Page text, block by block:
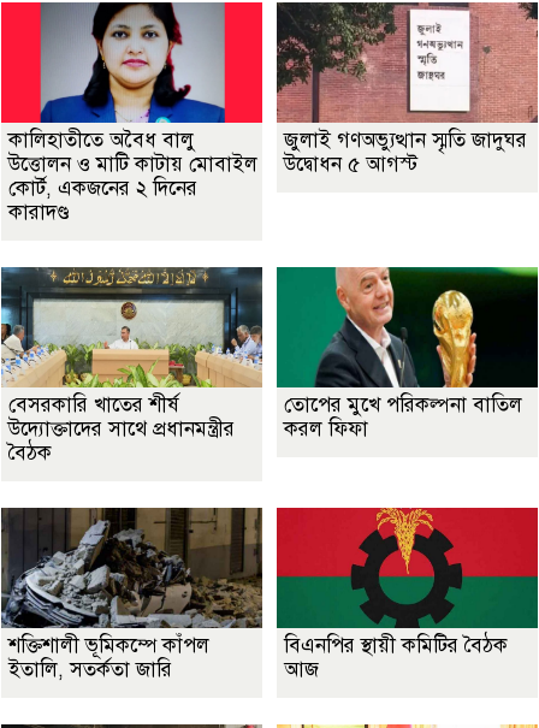
কালিহাতীতে অবৈধ বালু
উত্তোলন ও মাটি কাটায় মোবাইল
কোর্ট, একজনের ২ দিনের
কারাদণ্ড
জুলাই গণঅভ্যুত্থান স্মৃতি জাদুঘর
উদ্বোধন ৫ আগস্ট
বেসরকারি খাতের শীর্ষ
উদ্যোক্তাদের সাথে প্রধানমন্ত্রীর
বৈঠক
তোপের মুখে পরিকল্পনা বাতিল
করল ফিফা
শক্তিশালী ভূমিকম্পে কাঁপল
ইতালি, সতর্কতা জারি
বিএনপির স্থায়ী কমিটির বৈঠক
আজ